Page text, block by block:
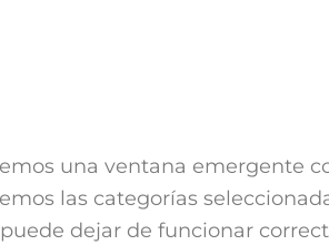
una ventana emergente
las categorías
dejar de funcionar